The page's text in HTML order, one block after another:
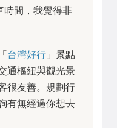
時間，我覺得非
台灣好行 」景點
通樞紐與觀光景
很友善。規劃行
有無經過你想去